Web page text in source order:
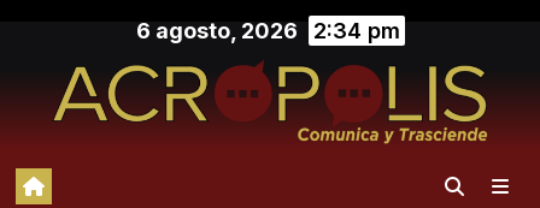
contenido
6 agosto, 2026 2:34 pm